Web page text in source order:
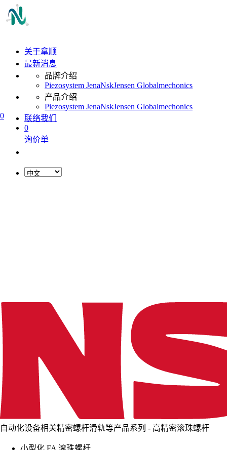
0
关于拿顺
最新消息
品牌介绍
Piezosystem JenaNskJensen Globalmechonics
产品介绍
Piezosystem JenaNskJensen Globalmechonics
联络我们
0
询价单
自动化设备相关精密螺杆滑轨等产品系列 - 高精密滚珠螺杆
小型化 FA 滚珠螺杆